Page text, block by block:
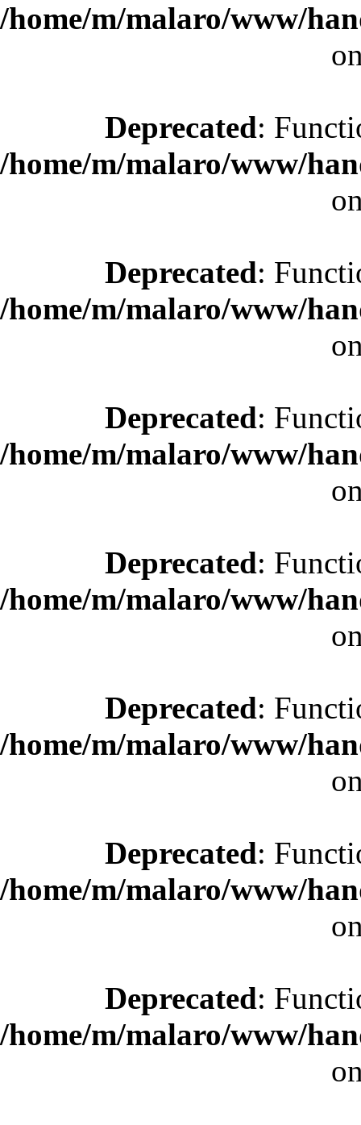
/home/m/malaro/www/
Deprecated:
/home/m/malaro/www/
Deprecated:
/home/m/malaro/www/
Deprecated:
/home/m/malaro/www/
Deprecated:
/home/m/malaro/www/
Deprecated:
/home/m/malaro/www/
Deprecated:
/home/m/malaro/www/
Deprecated:
/home/m/malaro/www/